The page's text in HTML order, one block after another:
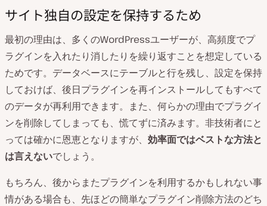
サイト独自の設定を保持するため
最初の理由は、多くのWordPressユーザーが、高頻度でプ
ラグインを入れたり消したりを繰り返すことを想定している
ためです。データベースにテーブルと行を残し、設定を保持
しておけば、後日プラグインを再インストールしてもすべて
のデータが再利用できます。また、何らかの理由でプラグイ
ンを削除してしまっても、慌てずに済みます。非技術者にと
っては確かに恩恵となりますが、 効率面ではベストな方法と
は言えないでしょう。
もちろん、後からまたプラグインを利用するかもしれない事
情がある場合も、先ほどの簡単なプラグイン削除方法のどち